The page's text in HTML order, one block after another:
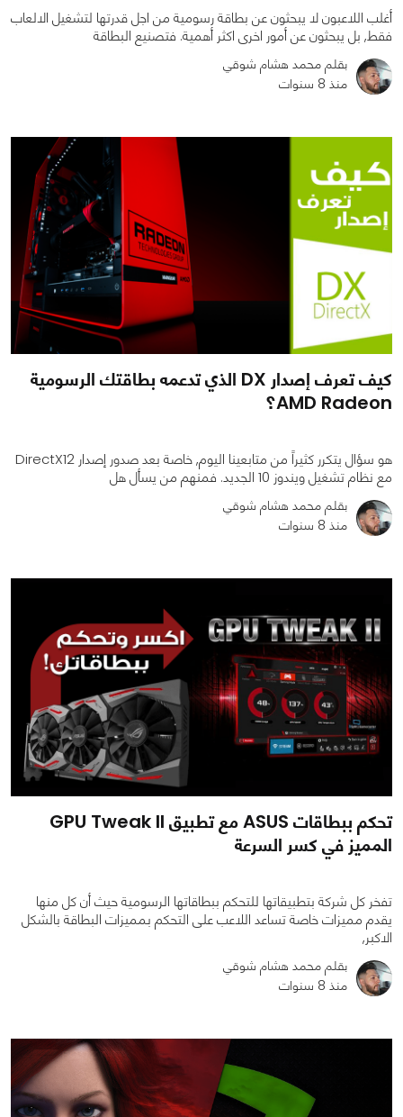
أغلب اللاعبون لا يبحثون عن بطاقة رسومية من اجل قدرتها لتشغيل الالعاب
فقط, بل يبحثون عن أمور اخرى اكثر أهمية. فتصنيع البطاقة
بقلم محمد هشام شوقي
منذ 8 سنوات
كيف تعرف إصدار DX الذي تدعمه بطاقتك الرسومية
AMD Radeon؟
هو سؤال يتكرر كثيراً من متابعينا اليوم, خاصة بعد صدور إصدار DirectX12
مع نظام تشغيل ويندوز 10 الجديد. فمنهم من يسأل هل
بقلم محمد هشام شوقي
منذ 8 سنوات
6255
تحكم ببطاقات ASUS مع تطبيق GPU Tweak ll
المميز في كسر السرعة
تفخر كل شركة بتطبيقاتها للتحكم ببطاقاتها الرسومية حيث أن كل منها
يقدم مميزات خاصة تساعد اللاعب على التحكم بمميزات البطاقة بالشكل
الاكبر,
بقلم محمد هشام شوقي
منذ 8 سنوات